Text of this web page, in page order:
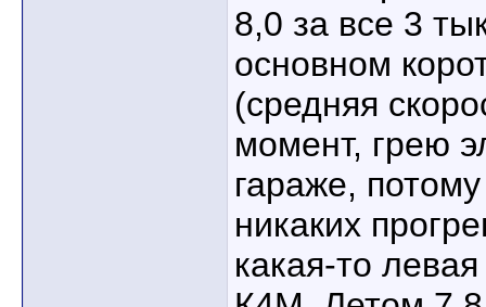
8,0 за все 3
основном
(средняя
момент, грею
гараже,
никаких
какая-то